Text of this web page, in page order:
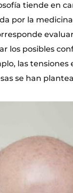
tiende en
por la
los posibles
las
se han